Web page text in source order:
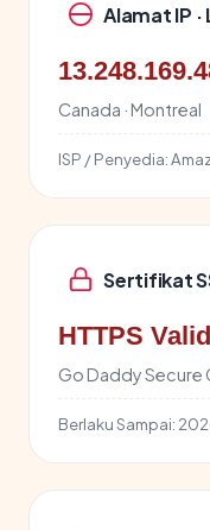
Alamat IP
Canada · Montreal
ISP / Penyedia:
Sertifikat
HTTPS Valid
Go Daddy
Berlaku Sampai: